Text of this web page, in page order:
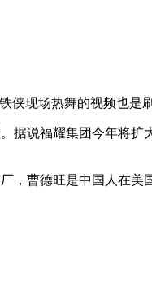
侠现场热舞的视频也是
据说福耀集团今年将扩
，曹德旺是中国人在